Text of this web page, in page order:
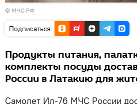
Воспроизвести
видео
© МЧС РФ
Подписаться
Продукты питания,
комплекты посуды
России в Латакию для
Самолет Ил-76 МЧС России